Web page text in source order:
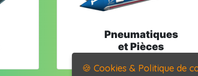
Pneumatiques
et Pièces
🍪 Cookies & Politique de